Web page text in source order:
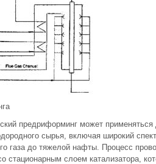
предриформинг может применяться
сырья, включая широкий
газа до тяжелой нафты. Процесс
стационарным слоем катализатора,